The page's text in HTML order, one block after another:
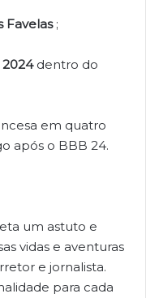
Favelas;
dentro do
em quatro
após o BBB 24.
um astuto e
vidas e aventuras
e jornalista.
para cada